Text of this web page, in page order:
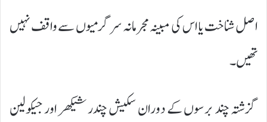
اصل شناخت یا اس کی مبینہ مجرمانہ سرگرمیوں سے واقف نہیں
تھیں۔
گزشتہ چند برسوں کے دوران سکیش چندر شیکھر اور جیکولین